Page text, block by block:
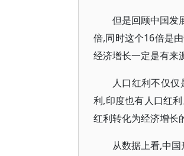
但是回顾中国发
倍,同时这个16倍是
经济增长一定是有来
人口红利不仅
利,印度也有人口红
红利转化为经济增长
从数据上看,中